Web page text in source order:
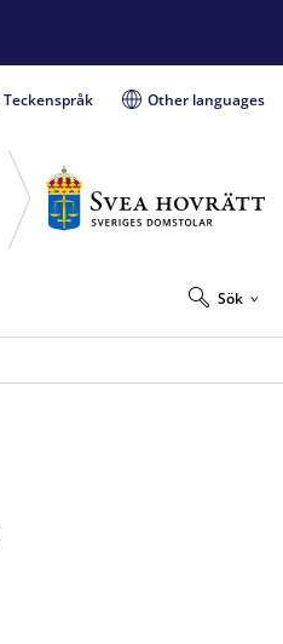
Teckenspråk Other languages
Sök